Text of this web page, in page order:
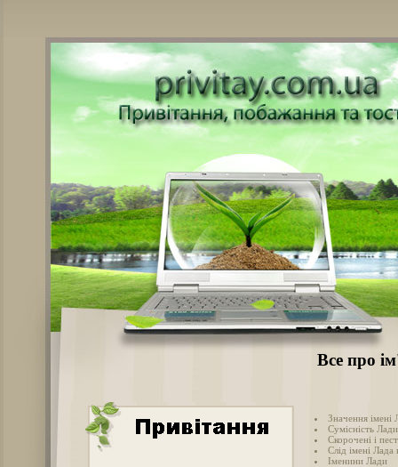
Все про
Значення імені
Сумісність
Скорочені і
Слід імені Лада
Іменини Лади